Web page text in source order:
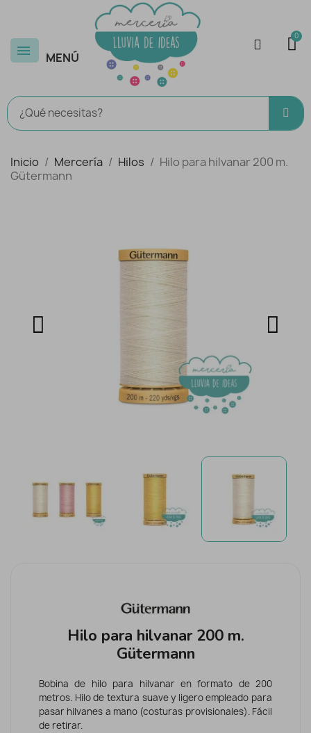
MENÚ
Inicio Mercería Hilos
Hilo para hilvanar 200 m.
Gütermann
Hilo para hilvanar 200 m.
Gütermann
Bobina de hilo para hilvanar en formato de 200
metros. Hilo de textura suave y ligero empleado para
pasar hilvanes a mano (costuras provisionales). Fácil
de retirar.